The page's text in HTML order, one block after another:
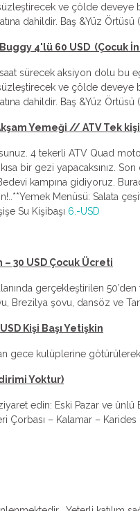
ve çölde deveye
dahildir. Baş &Yüz
4'lü 60 USD (Çocuk
sürecek aksiyon dolu
ve çölde deveye
dahildir. Baş &Yüz
Yemeği // ATV Tek
4 tekerli ATV Quad
bir gezi yapacaksınız.
kampına gidiyoruz.
Menüsü: Salata
Su Kişibaşı 6.-USD
– 30 USD Çocuk Ücreti
gerçekleştirilen
Brezilya şovu, dansöz ve
Kişi Başı Yetişkin
gece kulüplerine
Yoktur)
edin: Eski Pazar ve ünlü
– Kalamar – Karides